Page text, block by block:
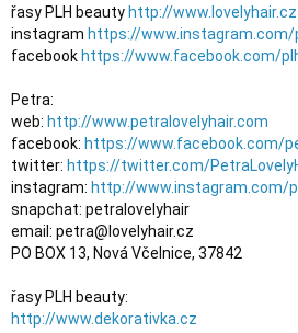
řasy PLH beauty http://www.lovelyhair.cz
instagram https://
facebook https://www.facebook.com/
Petra:
web: http://www.petralovelyhair.com
facebook: https://www.facebook.com/
twitter: https://twitter.com/
instagram: http://www.instagram.com/
snapchat: petralovelyhair
email: petra@lovelyhair.cz
http://www.dekorativka.cz